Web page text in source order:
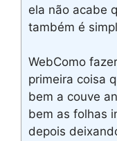
ela não acabe
também é
WebComo
primeira coisa
bem a couve
bem as folhas
depois